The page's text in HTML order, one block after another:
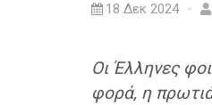
18 Δεκ 2024
Οι Έλληνες
φορά, η